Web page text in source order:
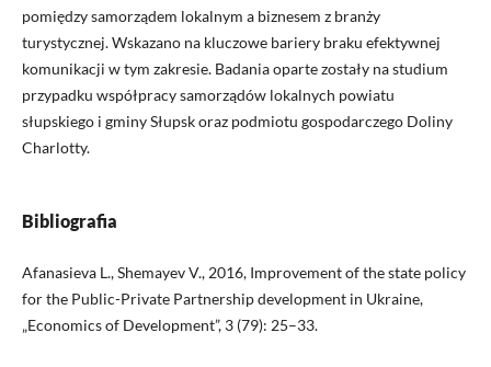
pomiędzy samorządem lokalnym a biznesem z branży
turystycznej. Wskazano na kluczowe bariery braku efektywnej
komunikacji w tym zakresie. Badania oparte zostały na studium
przypadku współpracy samorządów lokalnych powiatu
słupskiego i gminy Słupsk oraz podmiotu gospodarczego Doliny
Charlotty.
Bibliografia
Afanasieva L., Shemayev V., 2016, Improvement of the state policy
for the Public-Private Partnership development in Ukraine,
„Economics of Development”, 3 (79): 25–33.